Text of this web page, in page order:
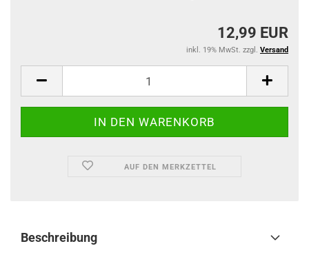
12,99 EUR
inkl. 19% MwSt. zzgl. Versand
AUF DEN MERKZETTEL
Beschreibung